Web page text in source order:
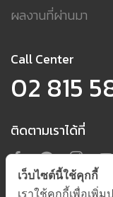
ผลงานที่ผ่านมา
Call Center
02 815
ติดตามเราได้ที่
เว็บไซต์นี้ใช้คุกกี้
เราใช้คุกกี้เพื่อเพิ่